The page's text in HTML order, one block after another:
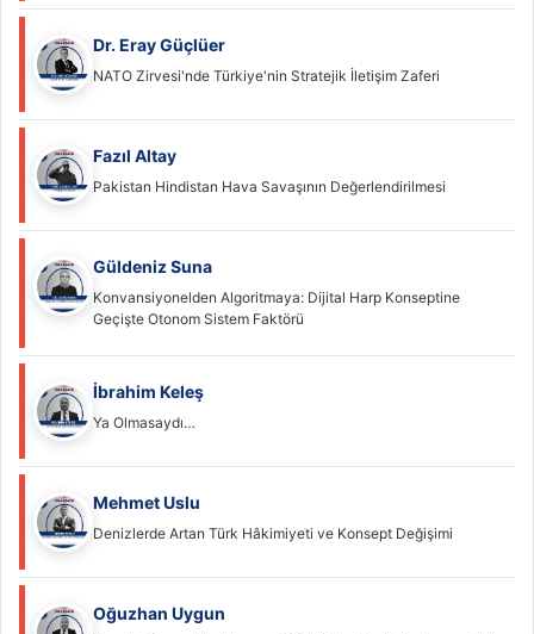
Dr. Eray Güçlüer
NATO Zirvesi'nde Türkiye'nin Stratejik İletişim Zaferi
Fazıl Altay
Pakistan Hindistan Hava Savaşının Değerlendirilmesi
Güldeniz Suna
Konvansiyonelden Algoritmaya: Dijital Harp Konseptine
Geçişte Otonom Sistem Faktörü
İbrahim Keleş
Ya Olmasaydı…
Mehmet Uslu
Denizlerde Artan Türk Hâkimiyeti ve Konsept Değişimi
Oğuzhan Uygun